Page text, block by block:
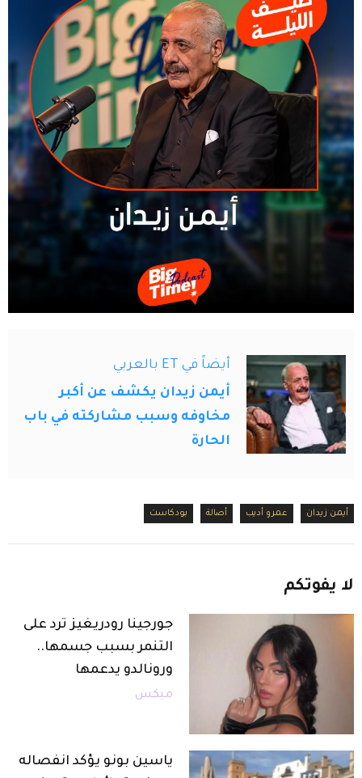
أيضاً في ET بالعربي
أيمن زيدان يكشف عن أكبر
مخاوفه وسبب مشاركته في باب
الحارة
أيمن زيدان عمرو أديب أصالة بودكاست
لا يفوتكم
جورجينا رودريغيز ترد على
التنمر بسبب جسمها..
ورونالدو يدعمها
ميكس
ياسين بونو يؤكد انفصاله